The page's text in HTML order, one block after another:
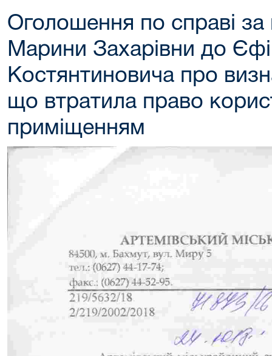
Оголошення по справі
Марини Захарівни до
Костянтиновича про
що втратила право
приміщенням